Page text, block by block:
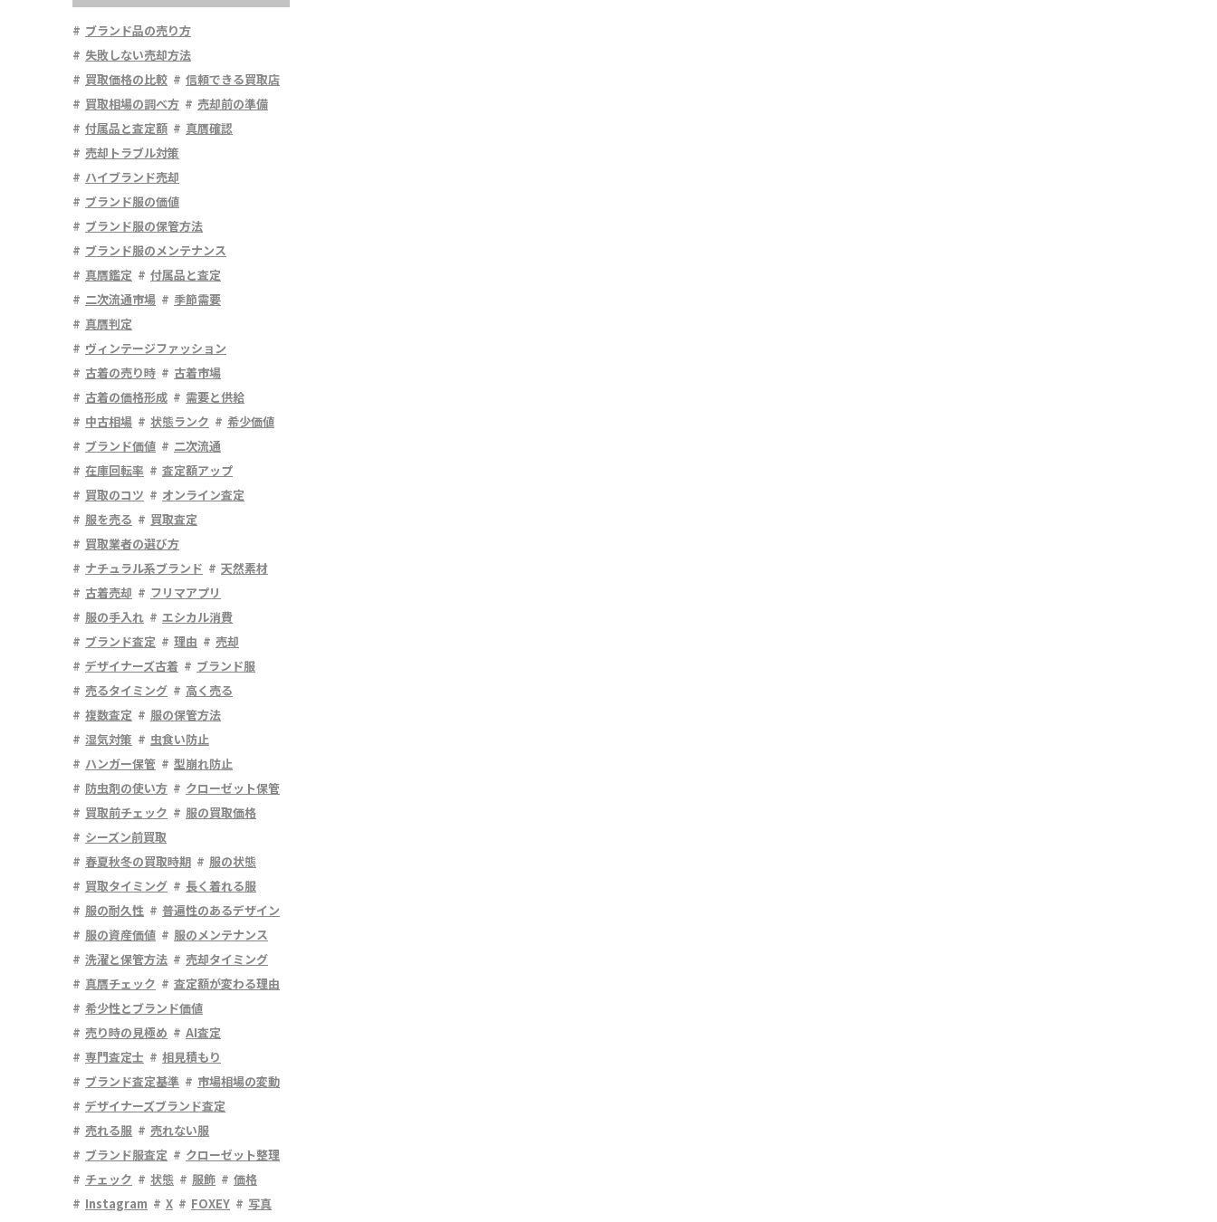
ブランド品の売り方
失敗しない売却方法
買取価格の比較
信頼できる買取店
買取相場の調べ方
売却前の準備
付属品と査定額
真贋確認
売却トラブル対策
ハイブランド売却
ブランド服の価値
ブランド服の保管方法
ブランド服のメンテナンス
真贋鑑定
付属品と査定
二次流通市場
季節需要
真贋判定
ヴィンテージファッション
古着の売り時
古着市場
古着の価格形成
需要と供給
中古相場
状態ランク
希少価値
ブランド価値
二次流通
在庫回転率
査定額アップ
買取のコツ
オンライン査定
服を売る
買取査定
買取業者の選び方
ナチュラル系ブランド
天然素材
古着売却
フリマアプリ
服の手入れ
エシカル消費
ブランド査定
理由
売却
デザイナーズ古着
ブランド服
売るタイミング
高く売る
複数査定
服の保管方法
湿気対策
虫食い防止
ハンガー保管
型崩れ防止
防虫剤の使い方
クローゼット保管
買取前チェック
服の買取価格
シーズン前買取
春夏秋冬の買取時期
服の状態
買取タイミング
長く着れる服
服の耐久性
普遍性のあるデザイン
服の資産価値
服のメンテナンス
洗濯と保管方法
売却タイミング
真贋チェック
査定額が変わる理由
希少性とブランド価値
売り時の見極め
AI査定
専門査定士
相見積もり
ブランド査定基準
市場相場の変動
デザイナーズブランド査定
売れる服
売れない服
ブランド服査定
クローゼット整理
チェック
状態 服飾
価格
Instagram
X FOXEY
写真